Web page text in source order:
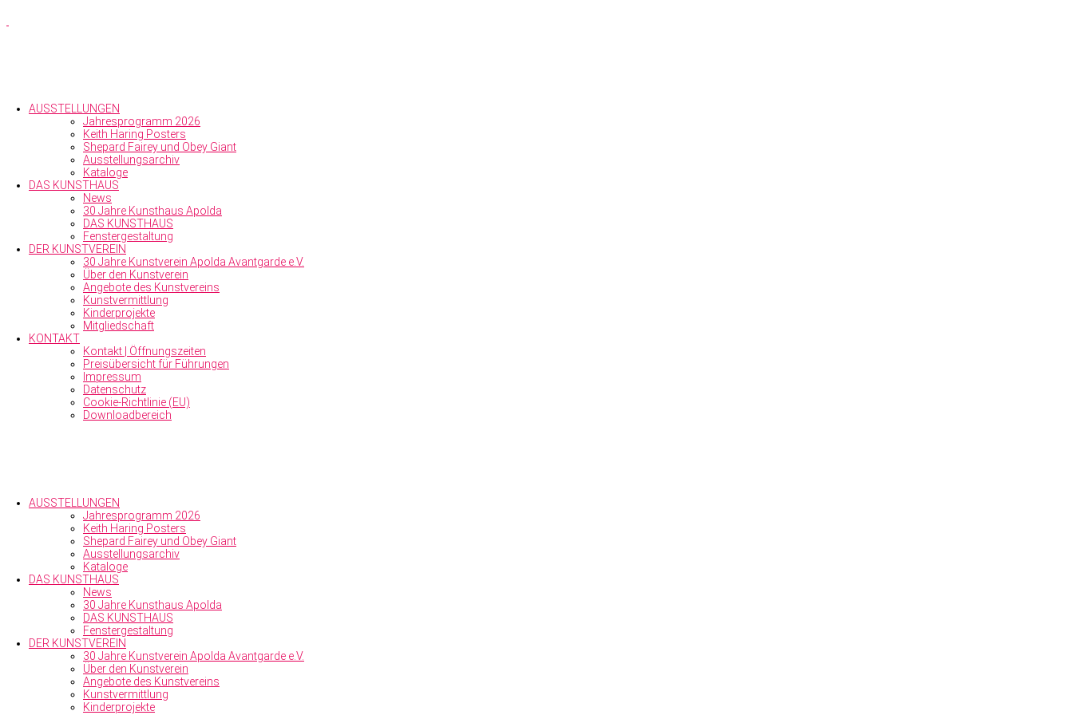
AUSSTELLUNGEN
Jahresprogramm 2026
Keith Haring Posters
Shepard Fairey und Obey Giant
Ausstellungs­archiv
Kataloge
DAS KUNSTHAUS
News
30 Jahre Kunsthaus Apolda
DAS KUNSTHAUS
Fenstergestaltung
DER KUNSTVEREIN
30 Jahre Kunstverein Apolda Avantgarde e.V.
Über den Kunst­verein
Angebote des Kunstvereins
Kunstvermittlung
Kinderprojekte
Mitgliedschaft
KONTAKT
Kontakt | Öffnungszeiten
Preisübersicht für Führungen
Impressum
Datenschutz
Cookie-Richtlinie (EU)
Downloadbereich
AUSSTELLUNGEN
Jahresprogramm 2026
Keith Haring Posters
Shepard Fairey und Obey Giant
Ausstellungs­archiv
Kataloge
DAS KUNSTHAUS
News
30 Jahre Kunsthaus Apolda
DAS KUNSTHAUS
Fenstergestaltung
DER KUNSTVEREIN
30 Jahre Kunstverein Apolda Avantgarde e.V.
Über den Kunst­verein
Angebote des Kunstvereins
Kunstvermittlung
Kinderprojekte